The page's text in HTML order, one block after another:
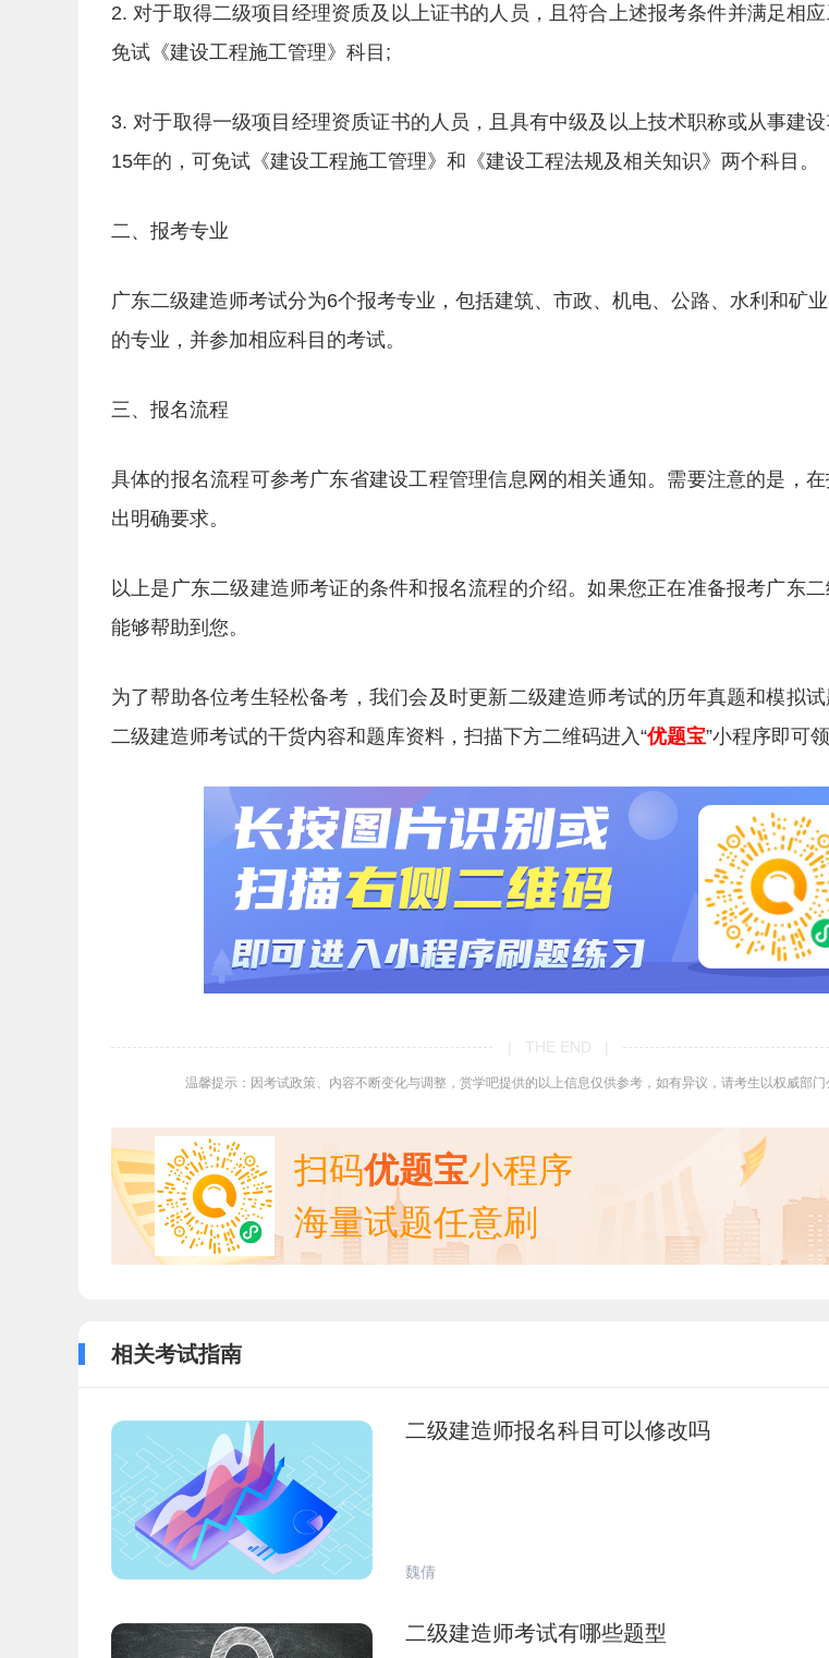
2. 对于取得二级项目经理资质及以上证书的人员，且符合上述报考条件并满足相
免试《建设工程施工管理》科目;
3. 对于取得一级项目经理资质证书的人员，且具有中级及以上技术职称或从事建
15年的，可免试《建设工程施工管理》和《建设工程法规及相关知识》两个科目。
二、报考专业
广东二级建造师考试分为6个报考专业，包括建筑、市政、机电、公路、水利和矿
的专业，并参加相应科目的考试。
三、报名流程
具体的报名流程可参考广东省建设工程管理信息网的相关通知。需要注意的是，
出明确要求。
以上是广东二级建造师考证的条件和报名流程的介绍。如果您正在准备报考广东
能够帮助到您。
为了帮助各位考生轻松备考，我们会及时更新二级建造师考试的历年真题和模拟
二级建造师考试的干货内容和题库资料，扫描下方二维码进入“优题宝”小程序即可领
| THE END |
温馨提示：因考试政策、内容不断变化与调整，赏学吧提供的以上信息仅供参考，如有异议，请考生以权威部门
扫码优题宝小程序
海量试题任意刷
相关考试指南
二级建造师报名科目可以修改吗
魏倩
二级建造师考试有哪些题型